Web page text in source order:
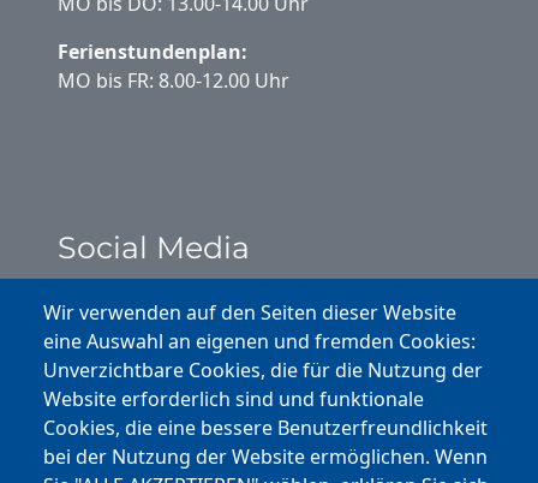
Wir verwenden auf den Seiten dieser Website
eine Auswahl an eigenen und fremden Cookies:
Unverzichtbare Cookies, die für die Nutzung der
Website erforderlich sind und funktionale
Cookies, die eine bessere Benutzerfreundlichkeit
bei der Nutzung der Website ermöglichen. Wenn
Ferienstundenplan:
MO bis FR: 8.00-12.00 Uhr
Social Media
Instagram
Facebook
Youtube